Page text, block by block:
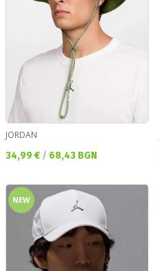
JORDAN
Текуща цена:
34,99 € / 68,43 BGN
NEW